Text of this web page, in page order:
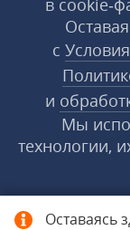
Оставаясь
в
с
и
Мы
технологии,